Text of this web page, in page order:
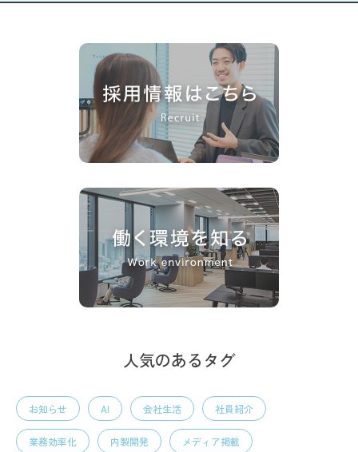
人気のあるタグ
お知らせ AI 会社生活 社員紹介
業務効率化 内製開発 メディア掲載